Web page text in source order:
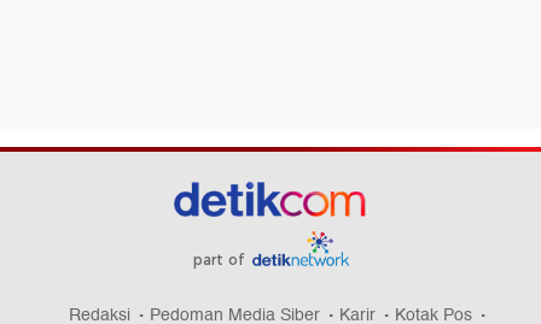
part of
Redaksi Pedoman Media Siber Karir Kotak Pos